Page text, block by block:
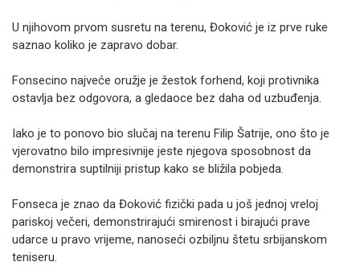
U njihovom prvom susretu na terenu, Đoković je iz prve ruke
saznao koliko je zapravo dobar.
Fonsecino najveće oružje je žestok forhend, koji protivnika
ostavlja bez odgovora, a gledaoce bez daha od uzbuđenja.
Iako je to ponovo bio slučaj na terenu Filip Šatrije, ono što je
vjerovatno bilo impresivnije jeste njegova sposobnost da
demonstrira suptilniji pristup kako se bližila pobjeda.
Fonseca je znao da Đoković fizički pada u još jednoj vreloj
pariskoj večeri, demonstrirajući smirenost i birajući prave
udarce u pravo vrijeme, nanoseći ozbiljnu štetu srbijanskom
teniseru.